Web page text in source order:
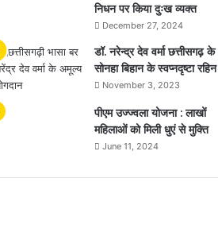
निधन पर किया दुःख व्यक्त
December 27, 2024
डॉ. नरेन्द्र देव वर्मा छत्तीसगढ़ के
सोनहा बिहान के स्वप्नदृष्टा रहिन
November 3, 2023
पीएम उज्ज्वला योजना : लाखों
महिलाओं को मिली धुएं से मुक्ति
June 11, 2024